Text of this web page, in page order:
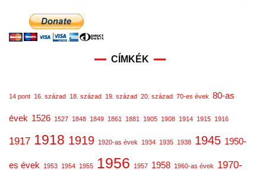
CÍMKÉK
14 pont 16. század 18. század 19. század 20. század 70-es évek 80-as
évek 1526 1527 1848 1849 1861 1881 1905 1908 1914 1915 1916
1917 1918 1919 1920-as évek 1934 1935 1938 1945 1950-
es évek 1953 1954 1955 1956 1957 1958 1960-as évek 1970-